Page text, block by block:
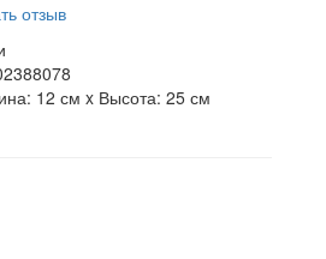
отзыв
12 см x Высота: 25 см